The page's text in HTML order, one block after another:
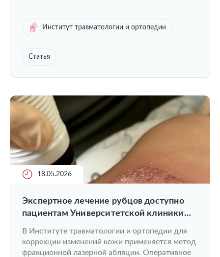
Институт травматологии и ортопедии
Статья
18.05.2026
Экспертное лечение рубцов доступно
пациентам Университетской клиники
В Институте травматологии и ортопедии для
коррекции изменений кожи применяется метод
фракционной лазерной абляции. Оперативное